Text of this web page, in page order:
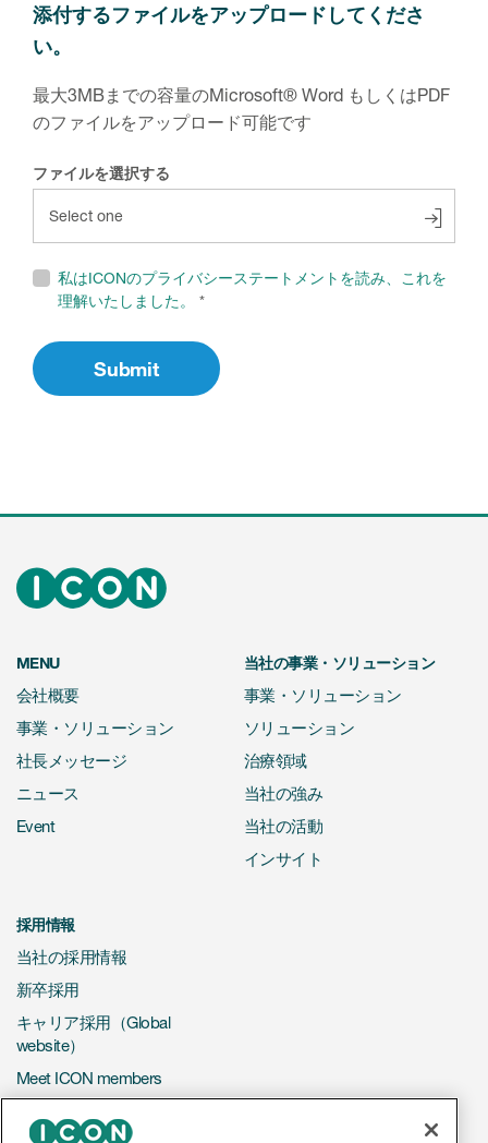
添付するファイルをアップロードしてくださ
い。
最大3MBまでの容量のMicrosoft®︎ Word もしくはPDF
のファイルをアップロード可能です
ファイルを選択する
私はICONのプライバシーステートメントを読み、これを
理解いたしました。
MENU
会社概要
事業・ソリューション
社長メッセージ
ニュース
Event
当社の事業・ソリューション
事業・ソリューション
ソリューション
治療領域
当社の強み
当社の活動
インサイト
採用情報
当社の採用情報
新卒採用
キャリア採用（Global
website）
Meet ICON members